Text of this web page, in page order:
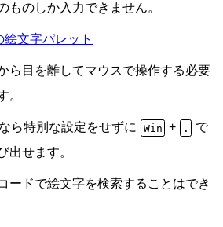
ものしか入力できません。
文字パレット
ら目を離してマウスで操作する必要
。
ら特別な設定をせずに Win + .
で
出せます。
ードで絵文字を検索することはでき